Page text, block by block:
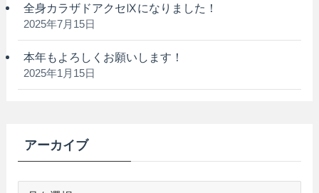
全身カラザドアクセⅨになりました！
2025年7月15日
本年もよろしくお願いします！
2025年1月15日
アーカイブ